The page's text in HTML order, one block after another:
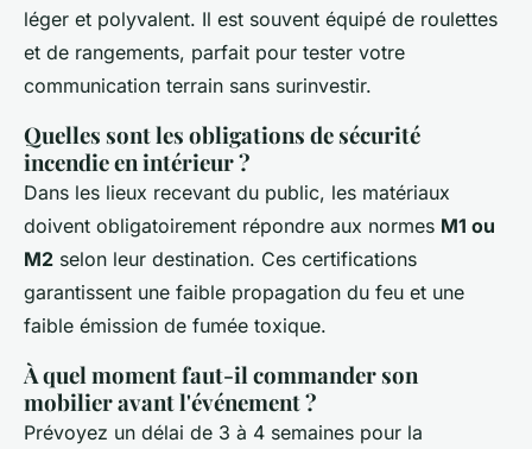
léger et polyvalent. Il est souvent équipé de roulettes
et de rangements, parfait pour tester votre
communication terrain sans surinvestir.
Quelles sont les obligations de sécurité
incendie en intérieur ?
Dans les lieux recevant du public, les matériaux
doivent obligatoirement répondre aux normes M1 ou
M2 selon leur destination. Ces certifications
garantissent une faible propagation du feu et une
faible émission de fumée toxique.
À quel moment faut-il commander son
mobilier avant l'événement ?
Prévoyez un délai de 3 à 4 semaines pour la